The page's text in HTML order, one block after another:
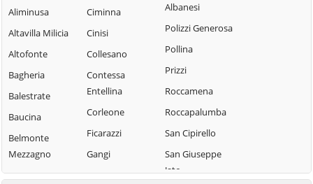
Aliminusa
Altavilla Milicia
Altofonte
Bagheria
Balestrate
Baucina
Belmonte
Mezzagno
Bisacquino
Ciminna
Cinisi
Collesano
Contessa
Entellina
Corleone
Ficarazzi
Gangi
Geraci Siculo
Albanesi
Polizzi Generosa
Pollina
Prizzi
Roccamena
Roccapalumba
San Cipirello
San Giuseppe
Jato